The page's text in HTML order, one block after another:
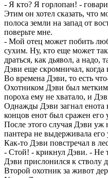
- Я кто? Я горлопан! -
Этим он хотел сказать, что
полоса земли на запад от
поверьте мне.
- Мой отец может побить
сухим. Ну, кто еще может
драться, как дьявол, а надо,
Дэви еще скромничал,
Во времена Дэви, то есть
Охотником Дэви был
пороха ему не хватало, и
Однажды Дэви загнал енота
концов енот был сражен его
После этого случая Дэви уж
пантера не выдерживала его
Как-то Дэви повстречал в
- Стой! - крикнул Дэви. - Не
Дэви прислонился к стволу
Второй охотник за живот